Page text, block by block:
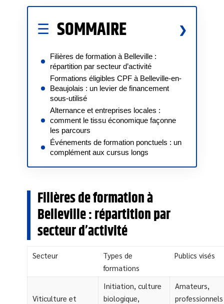
SOMMAIRE
Filières de formation à Belleville :
répartition par secteur d’activité
Formations éligibles CPF à Belleville-en-
Beaujolais : un levier de financement
sous-utilisé
Alternance et entreprises locales :
comment le tissu économique façonne
les parcours
Événements de formation ponctuels : un
complément aux cursus longs
Filières de formation à
Belleville : répartition par
secteur d’activité
Secteur
Types de
formations
Publics visés
Viticulture et
Initiation, culture
biologique,
Amateurs,
professionnels